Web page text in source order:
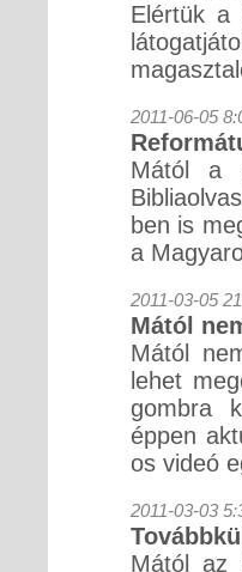
Elértük a
2011-06-05
Mától a
ben is
a
2011-03-05
Mától
Mától
lehet
gombra
éppen
os videó
2011-03-03
Mától az